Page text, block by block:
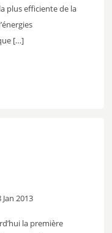
plus efficiente de la
[…]
Jan 2013
la première